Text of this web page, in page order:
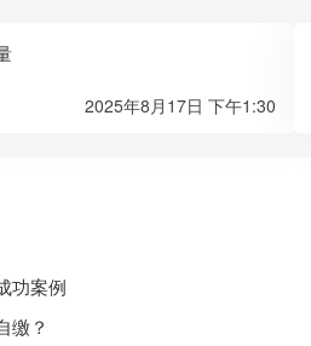
2025年8月17日 下午1:30
功案例
缴？